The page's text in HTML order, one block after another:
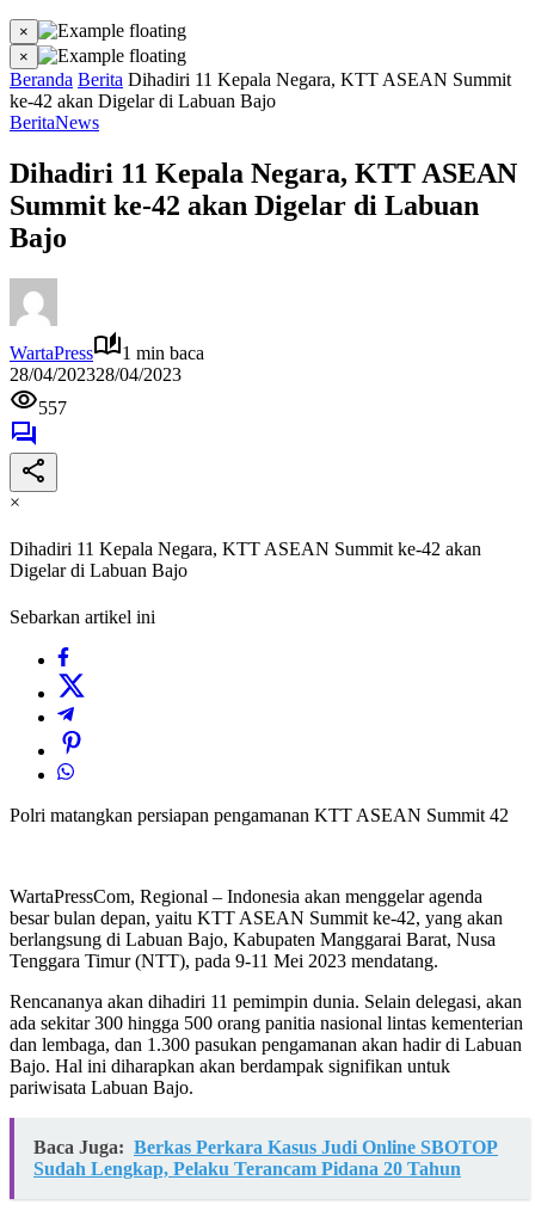
×
×
Beranda Berita Dihadiri 11 Kepala Negara, KTT ASEAN Summit
ke-42 akan Digelar di Labuan Bajo
BeritaNews
Dihadiri 11 Kepala Negara, KTT ASEAN
Summit ke-42 akan Digelar di Labuan
Bajo
WartaPress
1 min baca
28/04/202328/04/2023
557
×
Dihadiri 11 Kepala Negara, KTT ASEAN Summit ke-42 akan
Digelar di Labuan Bajo
Sebarkan artikel ini
Polri matangkan persiapan pengamanan KTT ASEAN Summit 42
WartaPressCom, Regional – Indonesia akan menggelar agenda
besar bulan depan, yaitu KTT ASEAN Summit ke-42, yang akan
berlangsung di Labuan Bajo, Kabupaten Manggarai Barat, Nusa
Tenggara Timur (NTT), pada 9-11 Mei 2023 mendatang.
Rencananya akan dihadiri 11 pemimpin dunia. Selain delegasi, akan
ada sekitar 300 hingga 500 orang panitia nasional lintas kementerian
dan lembaga, dan 1.300 pasukan pengamanan akan hadir di Labuan
Bajo. Hal ini diharapkan akan berdampak signifikan untuk
pariwisata Labuan Bajo.
Baca Juga: Berkas Perkara Kasus Judi Online SBOTOP
Sudah Lengkap, Pelaku Terancam Pidana 20 Tahun